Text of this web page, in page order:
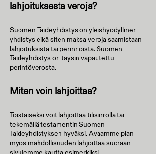
lahjoituksesta veroja?
Suomen Taideyhdistys on yleishyödyllinen
yhdistys eikä siten maksa veroja saamistaan
lahjoituksista tai perinnöistä. Suomen
Taideyhdistys on täysin vapautettu
perintöverosta.
​Miten voin lahjoittaa?
Toistaiseksi voit lahjoittaa tilisiirrolla tai
tekemällä testamentin Suomen
Taideyhdistyksen hyväksi. Avaamme pian
myös mahdollisuuden lahjoittaa suoraan
sivujemme kautta esimerkiksi